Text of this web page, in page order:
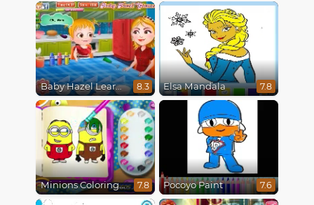
Baby Hazel Learns Colors 8.3 Elsa Mandala 7.8
Minions Coloring Book 7.8 Pocoyo Paint 7.6